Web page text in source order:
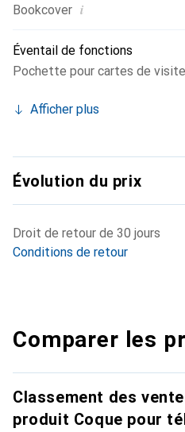
Bookcover i
Éventail de fonctions
Pochette pour cartes de visite
Afficher plus
Évolution du prix
Droit de retour de 30 jours
Conditions de retour
Comparer les
Classement des
produit Coque pour